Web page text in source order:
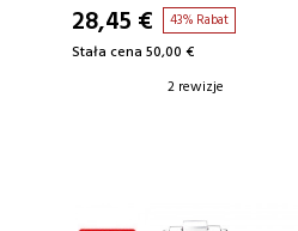
28,45 € 43% Rabat
Stała cena 50,00 €
2 rewizje